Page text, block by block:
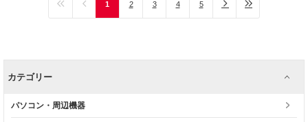
1 2 3 4 5
カテゴリー
パソコン・周辺機器